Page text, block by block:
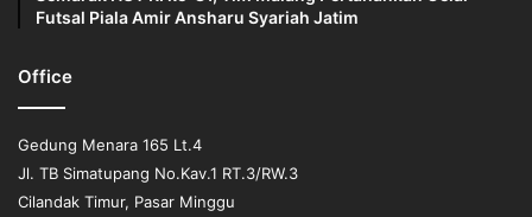
بَارَكَ اللهُ لِيْ وَلَكُمْ فِي الْقُرْآنِ الْعَظِيْمِ، وَنَفَعَنِيْ وَإِيَّاكُمْ بِمَا فِيْهِ مِنَ
Khutbah Kedua
Futsal Piala Amir Ansharu Syariah Jatim
Office
Gedung Menara 165 Lt.4
Jl. TB Simatupang No.Kav.1 RT.3/RW.3
Cilandak Timur, Pasar Minggu